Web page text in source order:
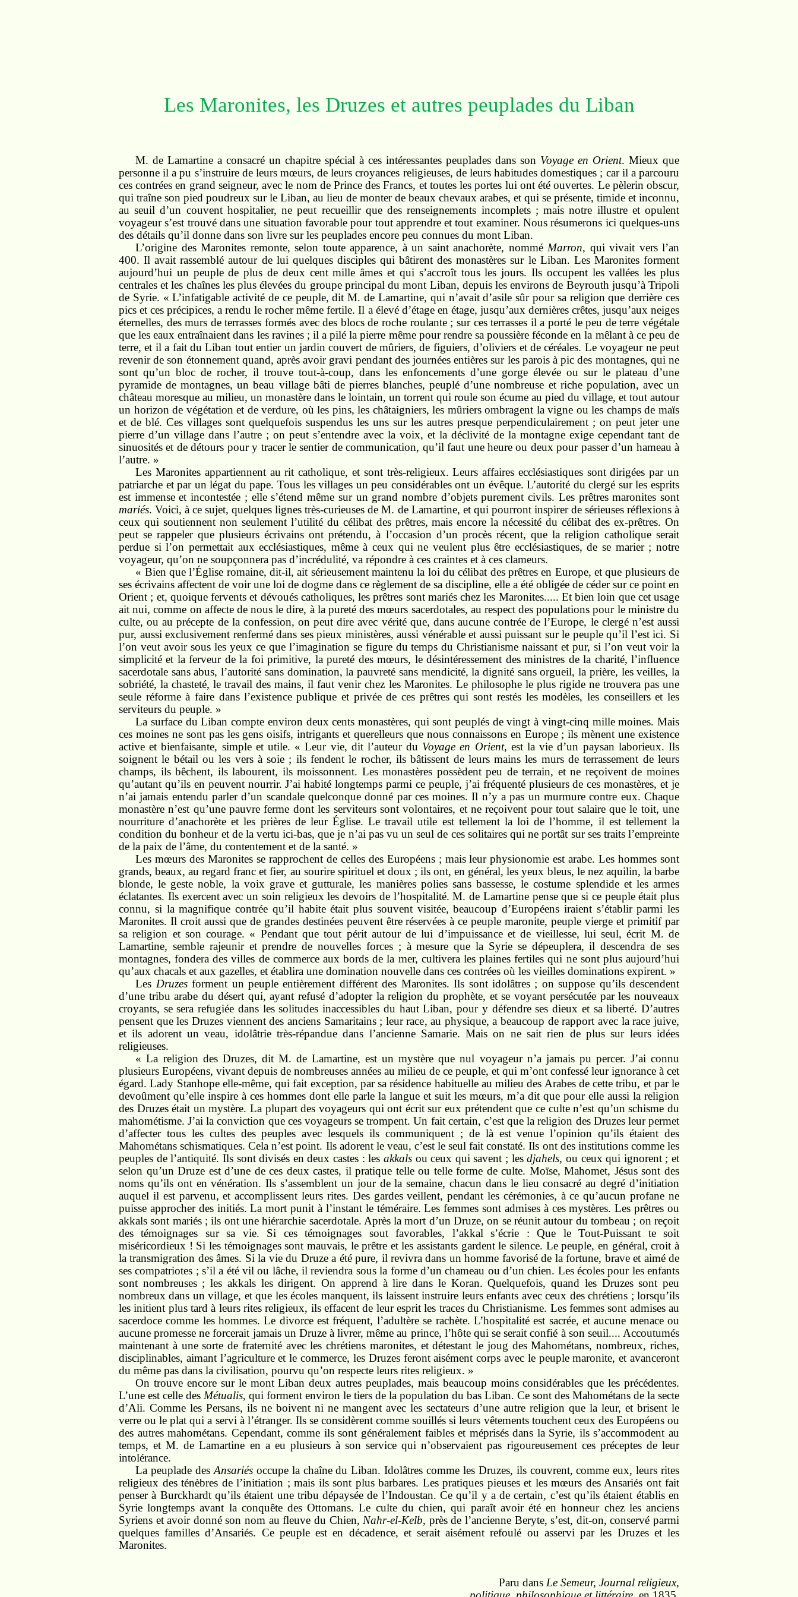
Les Maronites, les Druzes et autres peuplades du Liban
M. de Lamartine a consacré un chapitre spécial à ces intéressantes peuplades dans son Voyage en Orient. Mieux que
personne il a pu s’instruire de leurs mœurs, de leurs croyances religieuses, de leurs habitudes domestiques ; car il a parcouru
ces contrées en grand seigneur, avec le nom de Prince des Francs, et toutes les portes lui ont été ouvertes. Le pèlerin obscur,
qui traîne son pied poudreux sur le Liban, au lieu de monter de beaux chevaux arabes, et qui se présente, timide et inconnu,
au seuil d’un couvent hospitalier, ne peut recueillir que des renseignements incomplets ; mais notre illustre et opulent
voyageur s’est trouvé dans une situation favorable pour tout apprendre et tout examiner. Nous résumerons ici quelques-uns
des détails qu’il donne dans son livre sur les peuplades encore peu connues du mont Liban.
L’origine des Maronites remonte, selon toute apparence, à un saint anachorète, nommé Marron, qui vivait vers l’an
400. Il avait rassemblé autour de lui quelques disciples qui bâtirent des monastères sur le Liban. Les Maronites forment
aujourd’hui un peuple de plus de deux cent mille âmes et qui s’accroît tous les jours. Ils occupent les vallées les plus
centrales et les chaînes les plus élevées du groupe principal du mont Liban, depuis les environs de Beyrouth jusqu’à Tripoli
de Syrie. « L’infatigable activité de ce peuple, dit M. de Lamartine, qui n’avait d’asile sûr pour sa religion que derrière ces
pics et ces précipices, a rendu le rocher même fertile. Il a élevé d’étage en étage, jusqu’aux dernières crêtes, jusqu’aux neiges
éternelles, des murs de terrasses formés avec des blocs de roche roulante ; sur ces terrasses il a porté le peu de terre végétale
que les eaux entraînaient dans les ravines ; il a pilé la pierre même pour rendre sa poussière féconde en la mêlant à ce peu de
terre, et il a fait du Liban tout entier un jardin couvert de mûriers, de figuiers, d’oliviers et de céréales. Le voyageur ne peut
revenir de son étonnement quand, après avoir gravi pendant des journées entières sur les parois à pic des montagnes, qui ne
sont qu’un bloc de rocher, il trouve tout-à-coup, dans les enfoncements d’une gorge élevée ou sur le plateau d’une
pyramide de montagnes, un beau village bâti de pierres blanches, peuplé d’une nombreuse et riche population, avec un
château moresque au milieu, un monastère dans le lointain, un torrent qui roule son écume au pied du village, et tout autour
un horizon de végétation et de verdure, où les pins, les châtaigniers, les mûriers ombragent la vigne ou les champs de maïs
et de blé. Ces villages sont quelquefois suspendus les uns sur les autres presque perpendiculairement ; on peut jeter une
pierre d’un village dans l’autre ; on peut s’entendre avec la voix, et la déclivité de la montagne exige cependant tant de
sinuosités et de détours pour y tracer le sentier de communication, qu’il faut une heure ou deux pour passer d’un hameau à
l’autre. »
Les Maronites appartiennent au rit catholique, et sont très-religieux. Leurs affaires ecclésiastiques sont dirigées par un
patriarche et par un légat du pape. Tous les villages un peu considérables ont un évêque. L’autorité du clergé sur les esprits
est immense et incontestée ; elle s’étend même sur un grand nombre d’objets purement civils. Les prêtres maronites sont
mariés. Voici, à ce sujet, quelques lignes très-curieuses de M. de Lamartine, et qui pourront inspirer de sérieuses réflexions à
ceux qui soutiennent non seulement l’utilité du célibat des prêtres, mais encore la nécessité du célibat des ex-prêtres. On
peut se rappeler que plusieurs écrivains ont prétendu, à l’occasion d’un procès récent, que la religion catholique serait
perdue si l’on permettait aux ecclésiastiques, même à ceux qui ne veulent plus être ecclésiastiques, de se marier ; notre
voyageur, qu’on ne soupçonnera pas d’incrédulité, va répondre à ces craintes et à ces clameurs.
« Bien que l’Église romaine, dit-il, ait sérieusement maintenu la loi du célibat des prêtres en Europe, et que plusieurs de
ses écrivains affectent de voir une loi de dogme dans ce règlement de sa discipline, elle a été obligée de céder sur ce point en
Orient ; et, quoique fervents et dévoués catholiques, les prêtres sont mariés chez les Maronites..... Et bien loin que cet usage
ait nui, comme on affecte de nous le dire, à la pureté des mœurs sacerdotales, au respect des populations pour le ministre du
culte, ou au précepte de la confession, on peut dire avec vérité que, dans aucune contrée de l’Europe, le clergé n’est aussi
pur, aussi exclusivement renfermé dans ses pieux ministères, aussi vénérable et aussi puissant sur le peuple qu’il l’est ici. Si
l’on veut avoir sous les yeux ce que l’imagination se figure du temps du Christianisme naissant et pur, si l’on veut voir la
simplicité et la ferveur de la foi primitive, la pureté des mœurs, le désintéressement des ministres de la charité, l’influence
sacerdotale sans abus, l’autorité sans domination, la pauvreté sans mendicité, la dignité sans orgueil, la prière, les veilles, la
sobriété, la chasteté, le travail des mains, il faut venir chez les Maronites. Le philosophe le plus rigide ne trouvera pas une
seule réforme à faire dans l’existence publique et privée de ces prêtres qui sont restés les modèles, les conseillers et les
serviteurs du peuple. »
La surface du Liban compte environ deux cents monastères, qui sont peuplés de vingt à vingt-cinq mille moines. Mais
ces moines ne sont pas les gens oisifs, intrigants et querelleurs que nous connaissons en Europe ; ils mènent une existence
active et bienfaisante, simple et utile. « Leur vie, dit l’auteur du Voyage en Orient, est la vie d’un paysan laborieux. Ils
soignent le bétail ou les vers à soie ; ils fendent le rocher, ils bâtissent de leurs mains les murs de terrassement de leurs
champs, ils bêchent, ils labourent, ils moissonnent. Les monastères possèdent peu de terrain, et ne reçoivent de moines
qu’autant qu’ils en peuvent nourrir. J’ai habité longtemps parmi ce peuple, j’ai fréquenté plusieurs de ces monastères, et je
n’ai jamais entendu parler d’un scandale quelconque donné par ces moines. Il n’y a pas un murmure contre eux. Chaque
monastère n’est qu’une pauvre ferme dont les serviteurs sont volontaires, et ne reçoivent pour tout salaire que le toit, une
nourriture d’anachorète et les prières de leur Église. Le travail utile est tellement la loi de l’homme, il est tellement la
condition du bonheur et de la vertu ici-bas, que je n’ai pas vu un seul de ces solitaires qui ne portât sur ses traits l’empreinte
de la paix de l’âme, du contentement et de la santé. »
Les mœurs des Maronites se rapprochent de celles des Européens ; mais leur physionomie est arabe. Les hommes sont
grands, beaux, au regard franc et fier, au sourire spirituel et doux ; ils ont, en général, les yeux bleus, le nez aquilin, la barbe
blonde, le geste noble, la voix grave et gutturale, les manières polies sans bassesse, le costume splendide et les armes
éclatantes. Ils exercent avec un soin religieux les devoirs de l’hospitalité. M. de Lamartine pense que si ce peuple était plus
connu, si la magnifique contrée qu’il habite était plus souvent visitée, beaucoup d’Européens iraient s’établir parmi les
Maronites. Il croit aussi que de grandes destinées peuvent être réservées à ce peuple maronite, peuple vierge et primitif par
sa religion et son courage. « Pendant que tout périt autour de lui d’impuissance et de vieillesse, lui seul, écrit M. de
Lamartine, semble rajeunir et prendre de nouvelles forces ; à mesure que la Syrie se dépeuplera, il descendra de ses
montagnes, fondera des villes de commerce aux bords de la mer, cultivera les plaines fertiles qui ne sont plus aujourd’hui
qu’aux chacals et aux gazelles, et établira une domination nouvelle dans ces contrées où les vieilles dominations expirent. »
Les Druzesforment un peuple entièrement différent des Maronites. Ils sont idolâtres ; on suppose qu’ils descendent
d’une tribu arabe du désert qui, ayant refusé d’adopter la religion du prophète, et se voyant persécutée par les nouveaux
croyants, se sera refugiée dans les solitudes inaccessibles du haut Liban, pour y défendre ses dieux et sa liberté. D’autres
pensent que les Druzes viennent des anciens Samaritains ; leur race, au physique, a beaucoup de rapport avec la race juive,
et ils adorent un veau, idolâtrie très-répandue dans l’ancienne Samarie. Mais on ne sait rien de plus sur leurs idées
religieuses.
« La religion des Druzes, dit M. de Lamartine, est un mystère que nul voyageur n’a jamais pu percer. J’ai connu
plusieurs Européens, vivant depuis de nombreuses années au milieu de ce peuple, et qui m’ont confessé leur ignorance à cet
égard. Lady Stanhope elle-même, qui fait exception, par sa résidence habituelle au milieu des Arabes de cette tribu, et par le
devoûment qu’elle inspire à ces hommes dont elle parle la langue et suit les mœurs, m’a dit que pour elle aussi la religion
des Druzes était un mystère. La plupart des voyageurs qui ont écrit sur eux prétendent que ce culte n’est qu’un schisme du
mahométisme. J’ai la conviction que ces voyageurs se trompent. Un fait certain, c’est que la religion des Druzes leur permet
d’affecter tous les cultes des peuples avec lesquels ils communiquent ; de là est venue l’opinion qu’ils étaient des
Mahométans schismatiques. Cela n’est point. Ils adorent le veau, c’est le seul fait constaté. Ils ont des institutions comme les
peuples de l’antiquité. Ils sont divisés en deux castes : les akkalsou ceux qui savent ; lesdjahels, ou ceux qui ignorent ; et
selon qu’un Druze est d’une de ces deux castes, il pratique telle ou telle forme de culte. Moïse, Mahomet, Jésus sont des
noms qu’ils ont en vénération. Ils s’assemblent un jour de la semaine, chacun dans le lieu consacré au degré d’initiation
auquel il est parvenu, et accomplissent leurs rites. Des gardes veillent, pendant les cérémonies, à ce qu’aucun profane ne
puisse approcher des initiés. La mort punit à l’instant le téméraire. Les femmes sont admises à ces mystères. Les prêtres ou
akkals sont mariés ; ils ont une hiérarchie sacerdotale. Après la mort d’un Druze, on se réunit autour du tombeau ; on reçoit
des témoignages sur sa vie. Si ces témoignages sout favorables, l’akkal s’écrie : Que le Tout-Puissant te soit
miséricordieux ! Si les témoignages sont mauvais, le prêtre et les assistants gardent le silence. Le peuple, en général, croit à
la transmigration des âmes. Si la vie du Druze a été pure, il revivra dans un homme favorisé de la fortune, brave et aimé de
ses compatriotes ; s’il a été vil ou lâche, il reviendra sous la forme d’un chameau ou d’un chien. Les écoles pour les enfants
sont nombreuses ; les akkals les dirigent. On apprend à lire dans le Koran. Quelquefois, quand les Druzes sont peu
nombreux dans un village, et que les écoles manquent, ils laissent instruire leurs enfants avec ceux des chrétiens ; lorsqu’ils
les initient plus tard à leurs rites religieux, ils effacent de leur esprit les traces du Christianisme. Les femmes sont admises au
sacerdoce comme les hommes. Le divorce est fréquent, l’adultère se rachète. L’hospitalité est sacrée, et aucune menace ou
aucune promesse ne forcerait jamais un Druze à livrer, même au prince, l’hôte qui se serait confié à son seuil.... Accoutumés
maintenant à une sorte de fraternité avec les chrétiens maronites, et détestant le joug des Mahométans, nombreux, riches,
disciplinables, aimant l’agriculture et le commerce, les Druzes feront aisément corps avec le peuple maronite, et avanceront
du même pas dans la civilisation, pourvu qu’on respecte leurs rites religieux. »
On trouve encore sur le mont Liban deux autres peuplades, mais beaucoup moins considérables que les précédentes.
L’une est celle des Métualis, qui forment environ le tiers de la population du bas Liban. Ce sont des Mahométans de la secte
d’Ali. Comme les Persans, ils ne boivent ni ne mangent avec les sectateurs d’une autre religion que la leur, et brisent le
verre ou le plat qui a servi à l’étranger. Ils se considèrent comme souillés si leurs vêtements touchent ceux des Européens ou
des autres mahométans. Cependant, comme ils sont généralement faibles et méprisés dans la Syrie, ils s’accommodent au
temps, et M. de Lamartine en a eu plusieurs à son service qui n’observaient pas rigoureusement ces préceptes de leur
intolérance.
La peuplade des Ansariés occupe la chaîne du Liban. Idolâtres comme les Druzes, ils couvrent, comme eux, leurs rites
religieux des ténèbres de l’initiation ; mais ils sont plus barbares. Les pratiques pieuses et les mœurs des Ansariés ont fait
penser à Burckhardt qu’ils étaient une tribu dépaysée de l’Indoustan. Ce qu’il y a de certain, c’est qu’ils étaient établis en
Syrie longtemps avant la conquête des Ottomans. Le culte du chien, qui paraît avoir été en honneur chez les anciens
Syriens et avoir donné son nom au fleuve du Chien, Nahr-el-Kelb, près de l’ancienne Beryte, s’est, dit-on, conservé parmi
quelques familles d’Ansariés. Ce peuple est en décadence, et serait aisément refoulé ou asservi par les Druzes et les
Maronites.
Paru dans Le Semeur, Journal religieux,